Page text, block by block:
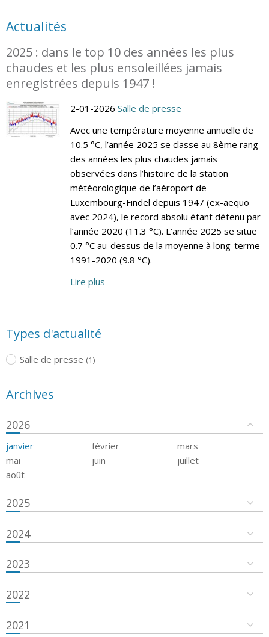
Actualités
2025 : dans le top 10 des années les plus
chaudes et les plus ensoleillées jamais
enregistrées depuis 1947 !
2-01-2026 Salle de presse
Avec une température moyenne annuelle de
10.5 °C, l’année 2025 se classe au 8ème rang
des années les plus chaudes jamais
observées dans l’histoire de la station
météorologique de l’aéroport de
Luxembourg-Findel depuis 1947 (ex-aequo
avec 2024), le record absolu étant détenu par
l’année 2020 (11.3 °C). L’année 2025 se situe
0.7 °C au-dessus de la moyenne à long-terme
1991-2020 (9.8 °C).
Lire plus
Types d'actualité
Salle de presse (1)
Archives
2026
janvier février
mars
mai
juin
juillet
août
2025
2024
2023
2022
2021